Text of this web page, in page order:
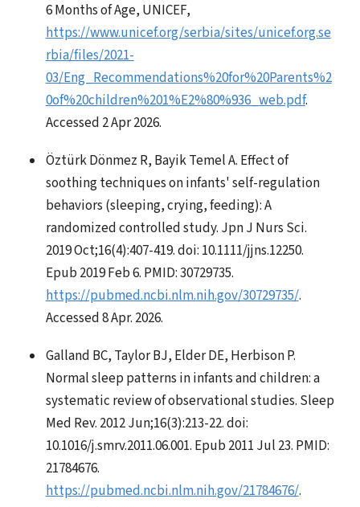
6 Months of Age, UNICEF,
https://www.unicef.org/serbia/sites/unicef.org.se
rbia/files/2021-
03/Eng_Recommendations%20for%20Parents%2
0of%20children%201%E2%80%936_web.pdf.
Accessed 2 Apr 2026.
Öztürk Dönmez R, Bayik Temel A. Effect of
soothing techniques on infants' self-regulation
behaviors (sleeping, crying, feeding): A
randomized controlled study. Jpn J Nurs Sci.
2019 Oct;16(4):407-419. doi: 10.1111/jjns.12250.
Epub 2019 Feb 6. PMID: 30729735.
https://pubmed.ncbi.nlm.nih.gov/30729735/.
Accessed 8 Apr. 2026.
Galland BC, Taylor BJ, Elder DE, Herbison P.
Normal sleep patterns in infants and children: a
systematic review of observational studies. Sleep
Med Rev. 2012 Jun;16(3):213-22. doi:
10.1016/j.smrv.2011.06.001. Epub 2011 Jul 23. PMID:
21784676.
https://pubmed.ncbi.nlm.nih.gov/21784676/.